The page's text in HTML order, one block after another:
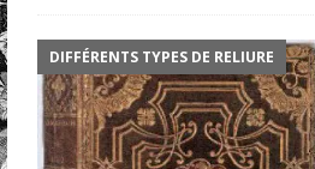
DIFFÉRENTS TYPES DE RELIURE